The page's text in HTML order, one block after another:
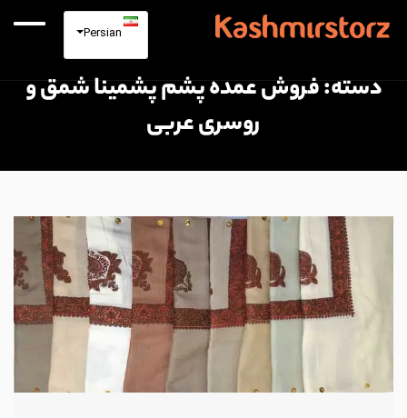
دسته:فروش عمده پشم پشمینا شمق و
روسری عربی